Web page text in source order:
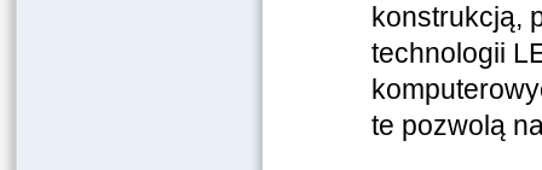
konstrukcją,
technologii
te pozwolą